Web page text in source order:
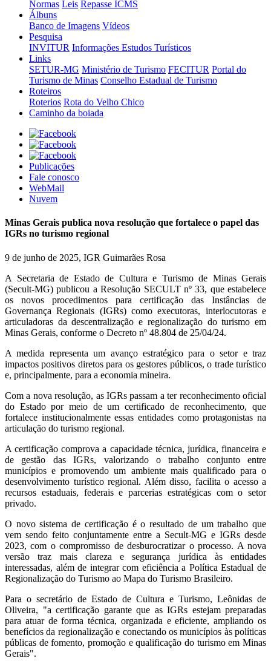
Normas Leis Repasse ICMS
Álbuns
Banco de Imagens Vídeos
Pesquisa
INVITUR Informações Estudos Turísticos
Links
SETUR-MG Ministério de Turismo FECITUR Portal do
Turismo de Minas Conselho Estadual de Turismo
Roteiros
Roterios Rota do Velho Chico
Caminho da boiada
Publicações
Fale conosco
WebMail
Nuvem
Minas Gerais publica nova resolução que fortalece o papel das
IGRs no turismo regional
9 de junho de 2025, IGR Guimarães Rosa
A Secretaria de Estado de Cultura e Turismo de Minas Gerais
(Secult-MG) publicou a Resolução SECULT nº 33, que estabelece
os novos procedimentos para certificação das Instâncias de
Governança Regionais (IGRs) como executoras, interlocutoras e
articuladoras da descentralização e regionalização do turismo em
Minas Gerais, conforme o Decreto nº 48.804 de 25/04/24.
A medida representa um avanço estratégico para o setor e traz
impactos positivos diretos para os gestores públicos, o trade turístico
e, principalmente, para a economia mineira.
Com a nova resolução, as IGRs passam a ter reconhecimento oficial
do Estado por meio de um certificado de reconhecimento, que
fortalece institucionalmente essas entidades como protagonistas na
articulação do turismo regional.
A certificação comprova a capacidade técnica, jurídica, financeira e
de gestão das IGRs, valorizando o trabalho conjunto entre
municípios e promovendo um ambiente mais qualificado para o
desenvolvimento turístico regional. Além disso, facilita o acesso a
recursos estaduais, federais e parcerias estratégicas com o setor
privado.
O novo sistema de certificação é o resultado de um trabalho que
vem sendo feito conjuntamente entre a Secult-MG e IGRs desde
2023, com o compromisso de desburocratizar o processo. A nova
versão traz mais clareza e segurança jurídica às entidades
interessadas, além de integrar com eficiência a Política Estadual de
Regionalização do Turismo ao Mapa do Turismo Brasileiro.
Para o secretário de Estado de Cultura e Turismo, Leônidas de
Oliveira, "a certificação garante que as IGRs estejam preparadas
para atuar de forma técnica, organizada e eficiente, ampliando os
benefícios da regionalização e conectando os municípios às políticas
públicas de fomento, promoção e qualificação do turismo em Minas
Gerais".